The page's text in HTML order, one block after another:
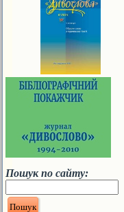
Пошук по сайту: